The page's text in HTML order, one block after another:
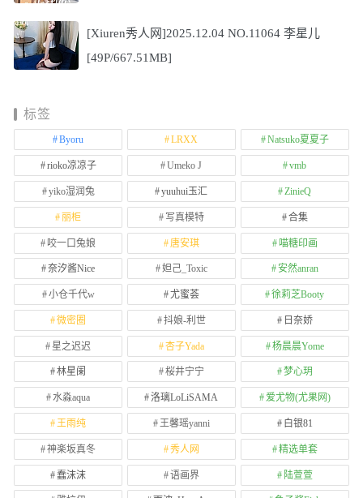
[Xiuren秀人网]2025.12.04 NO.11064 李星儿
[49P/667.51MB]
标签
Byoru LRXX Natsuko夏夏子
rioko凉凉子 Umeko J vmb
yiko湿润兔 yuuhui玉汇 ZinieQ
丽柜 写真模特 合集
咬一口兔娘 唐安琪 喵糖印画
奈汐酱Nice 妲己_Toxic 安然anran
小仓千代w 尤蜜荟 徐莉芝Booty
微密圈 抖娘-利世 日奈娇
星之迟迟 杏子Yada 杨晨晨Yome
林星阑 桜井宁宁 梦心玥
水淼aqua 洛璃LoLiSAMA 爱尤物(尤果网)
王雨纯 王馨瑶yanni 白银81
神楽坂真冬 秀人网 精选单套
蠢沫沫 语画界 陆萱萱